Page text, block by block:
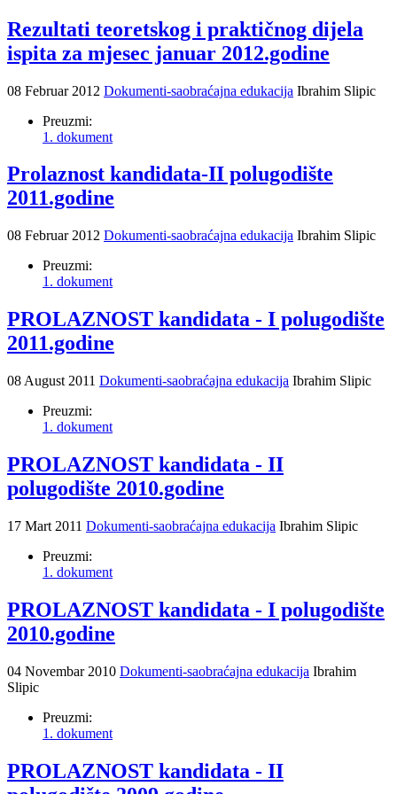
Rezultati teoretskog i praktičnog dijela
ispita za mjesec januar 2012.godine
08 Februar 2012 Dokumenti-saobraćajna edukacija Ibrahim Slipic
Preuzmi:
1. dokument
Prolaznost kandidata-II polugodište
2011.godine
08 Februar 2012 Dokumenti-saobraćajna edukacija Ibrahim Slipic
Preuzmi:
1. dokument
PROLAZNOST kandidata - I polugodište
2011.godine
08 August 2011 Dokumenti-saobraćajna edukacija Ibrahim Slipic
Preuzmi:
1. dokument
PROLAZNOST kandidata - II
polugodište 2010.godine
17 Mart 2011 Dokumenti-saobraćajna edukacija Ibrahim Slipic
Preuzmi:
1. dokument
PROLAZNOST kandidata - I polugodište
2010.godine
04 Novembar 2010 Dokumenti-saobraćajna edukacija Ibrahim
Slipic
Preuzmi:
1. dokument
PROLAZNOST kandidata - II